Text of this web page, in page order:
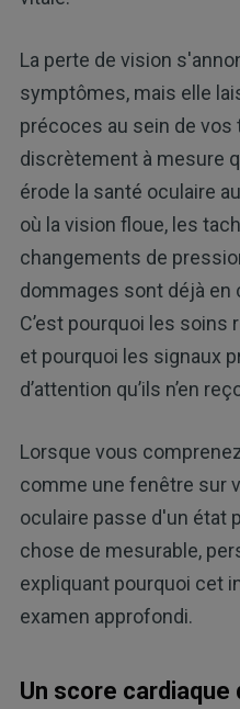
La perte de vision
symptômes, mais elle
précoces au sein de
discrètement à mesure
érode la santé oculaire
où la vision floue, les
changements de
dommages sont déjà en
C’est pourquoi les
et pourquoi les signaux
d’attention qu’ils n’en
Lorsque vous
comme une fenêtre sur
oculaire passe d'un état
chose de mesurable,
expliquant pourquoi cet
examen approfondi.
Un score